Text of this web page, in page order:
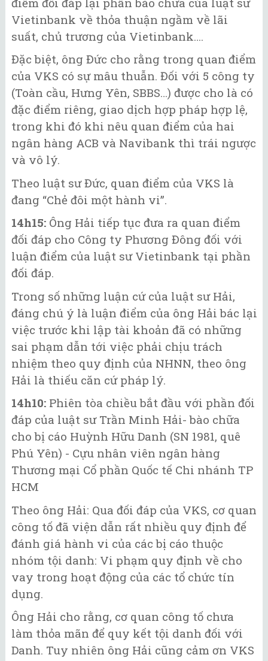
Vietinbank về thỏa thuận ngầm về lãi
suất, chủ trương của Vietinbank….
Đặc biệt, ông Đức cho rằng trong quan điểm
của VKS có sự mâu thuẫn. Đối với 5 công ty
(Toàn cầu, Hưng Yên, SBBS…) được cho là có
đặc điểm riêng, giao dịch hợp pháp hợp lệ,
trong khi đó khi nêu quan điểm của hai
ngân hàng ACB và Navibank thì trái ngược
và vô lý.
Theo luật sư Đức, quan điểm của VKS là
đang “Chẻ đôi một hành vi”.
14h15: Ông Hải tiếp tục đưa ra quan điểm
đối đáp cho Công ty Phương Đông đối với
luận điểm của luật sư Vietinbank tại phần
đối đáp.
Trong số những luận cứ của luật sư Hải,
đáng chú ý là luận điểm của ông Hải bác lại
việc trước khi lập tài khoản đã có những
sai phạm dẫn tới việc phải chịu trách
nhiệm theo quy định của NHNN, theo ông
Hải là thiếu căn cứ pháp lý.
14h10: Phiên tòa chiều bắt đầu với phần đối
đáp của luật sư Trần Minh Hải- bào chữa
cho bị cáo Huỳnh Hữu Danh (SN 1981, quê
Phú Yên) - Cựu nhân viên ngân hàng
Thương mại Cổ phần Quốc tế Chi nhánh TP
HCM
Theo ông Hải: Qua đối đáp của VKS, cơ quan
công tố đã viện dẫn rất nhiều quy định để
đánh giá hành vi của các bị cáo thuộc
nhóm tội danh: Vi phạm quy định về cho
vay trong hoạt động của các tổ chức tín
dụng.
Ông Hải cho rằng, cơ quan công tố chưa
làm thỏa mãn để quy kết tội danh đối với
Danh. Tuy nhiên ông Hải cũng cảm ơn VKS